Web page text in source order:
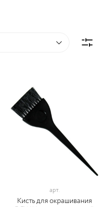
арт.
Кисть для окрашивания